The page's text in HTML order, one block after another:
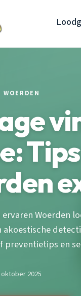
ervaren Woerden
akoestische
preventietips en
oktober 2025